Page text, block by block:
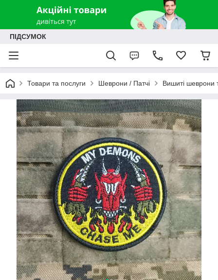
ПІДСУМОК
Товари та послуги Шеврони / Патчі Вишиті шеврони